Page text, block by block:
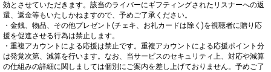
効とさせていただきます。該当のライバーにギフティングされたリスナーへの返
還、返金等もいたしかねますので、予めご了承ください。
・金銭、物品、その他プレゼント(チェキ、お礼カードは除く)を視聴者に贈り応
援を促進させる行為は禁止します。
・重複アカウントによる応援は禁止です。重複アカウントによる応援ポイント分
は発覚次第、減算を行います。なお、当サービスのセキュリティ上、対応や減算
の仕組みの詳細に関しましては個別にご案内を差し上げておりません。予めご了